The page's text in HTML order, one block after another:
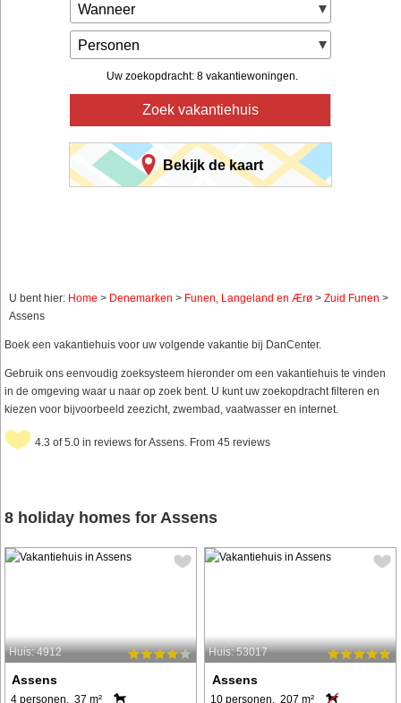
Wanneer
Personen
Uw zoekopdracht: 8 vakantiewoningen.
Zoek vakantiehuis
Bekijk de kaart
U bent hier: Home > Denemarken > Funen, Langeland en Ærø > Zuid Funen >
Assens
Boek een vakantiehuis voor uw volgende vakantie bij DanCenter.
Gebruik ons eenvoudig zoeksysteem hieronder om een vakantiehuis te vinden
in de omgeving waar u naar op zoek bent. U kunt uw zoekopdracht filteren en
kiezen voor bijvoorbeeld zeezicht, zwembad, vaatwasser en internet.
4.3 of 5.0 in reviews for Assens. From 45 reviews
8 holiday homes for Assens
Huis: 4912
Assens
4 personen, 37 m²
Huis: 53017
Assens
10 personen, 207 m²